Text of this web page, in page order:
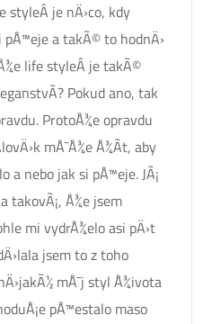
styleÂ je nÄ›co, kdy
a takÃ© to hodnÄ›
life styleÂ je takÃ©
Pokud ano, tak
ProtoÅ¾e opravdu
mÅ¯Å¾e Å¾Ã­t, aby
a nebo jak si pÅ™eje. JÃ¡
takovÃ¡, Å¾e jsem
mi vydrÅ¾elo asi pÄ›t
jsem to z toho
mÅ¯j styl Å¾ivota
pÅ™estalo maso